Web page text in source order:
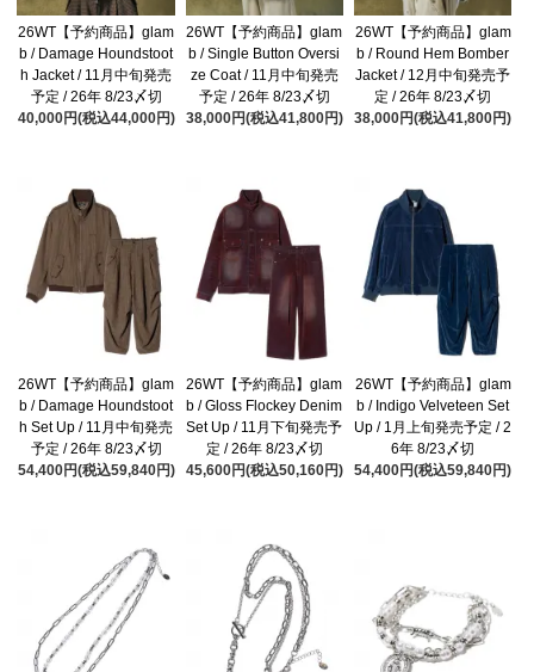
26WT【予約商品】glam
b / Damage Houndstoot
h Jacket / 11月中旬発売
予定 / 26年 8/23〆切
40,000円(税込44,000円)
26WT【予約商品】glam
b / Single Button Oversi
ze Coat / 11月中旬発売
予定 / 26年 8/23〆切
38,000円(税込41,800円)
26WT【予約商品】glam
b / Round Hem Bomber
Jacket / 12月中旬発売予
定 / 26年 8/23〆切
38,000円(税込41,800円)
26WT【予約商品】glam
b / Damage Houndstoot
h Set Up / 11月中旬発売
予定 / 26年 8/23〆切
54,400円(税込59,840円)
26WT【予約商品】glam
b / Gloss Flockey Denim
Set Up / 11月下旬発売予
定 / 26年 8/23〆切
45,600円(税込50,160円)
26WT【予約商品】glam
b / Indigo Velveteen Set
Up / 1月上旬発売予定 / 2
6年 8/23〆切
54,400円(税込59,840円)